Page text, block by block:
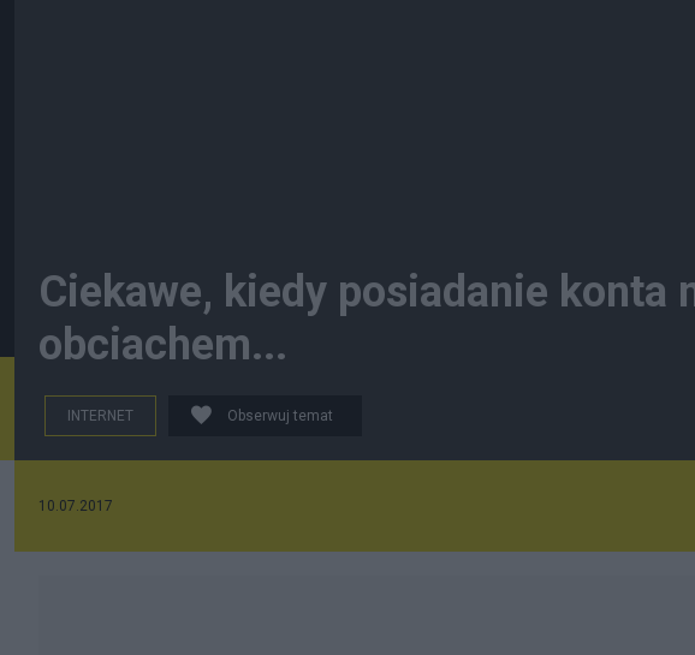
Ciekawe, kiedy posiadanie konta
obciachem...
INTERNET Obserwuj temat
10.07.2017